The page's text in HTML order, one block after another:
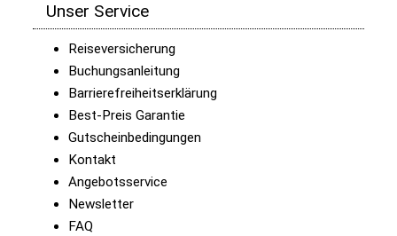
Unser Service
Reiseversicherung
Buchungsanleitung
Barrierefreiheitserklärung
Best-Preis Garantie
Gutscheinbedingungen
Kontakt
Angebotsservice
Newsletter
FAQ